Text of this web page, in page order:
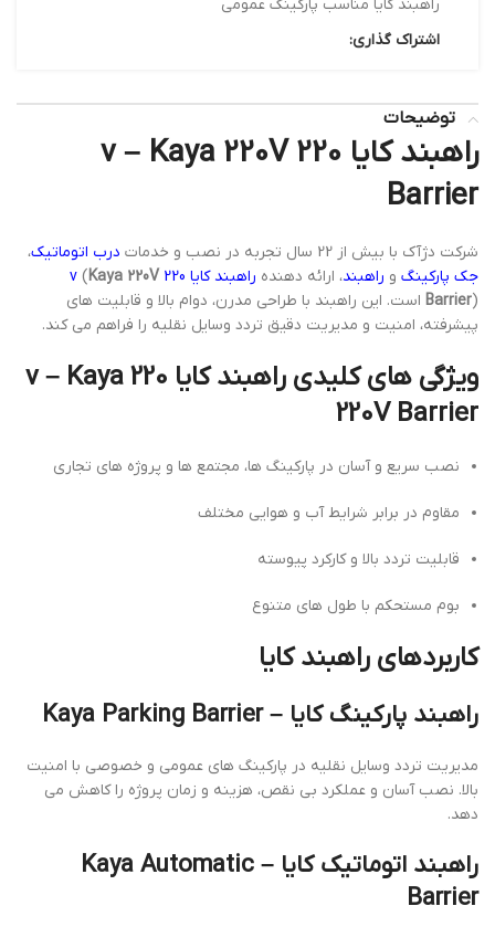
راهبند کایا مناسب پارکینگ عمومی
اشتراک گذاری:
توضیحات
راهبند کایا 220 v – Kaya 220V
Barrier
شرکت دژآک با بیش از 22 سال تجربه در نصب و خدمات درب اتوماتیک،
جک پارکینگ و راهبند، ارائه دهنده راهبند کایا 220 v (Kaya 220V
Barrier ) است. این راهبند با طراحی مدرن، دوام بالا و قابلیت های
پیشرفته، امنیت و مدیریت دقیق تردد وسایل نقلیه را فراهم می کند.
ویژگی های کلیدی راهبند کایا 220 v – Kaya
220V Barrier
نصب سریع و آسان در پارکینگ ها، مجتمع ها و پروژه های تجاری
مقاوم در برابر شرایط آب و هوایی مختلف
قابلیت تردد بالا و کارکرد پیوسته
بوم مستحکم با طول های متنوع
کاربردهای راهبند کایا
راهبند پارکینگ کایا – Kaya Parking Barrier
مدیریت تردد وسایل نقلیه در پارکینگ های عمومی و خصوصی با امنیت
بالا. نصب آسان و عملکرد بی نقص، هزینه و زمان پروژه را کاهش می
دهد.
راهبند اتوماتیک کایا – Kaya Automatic
Barrier